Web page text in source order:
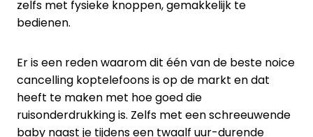
zelfs met fysieke knoppen, gemakkelijk te
bedienen.
Er is een reden waarom dit één van de beste noice
cancelling koptelefoons is op de markt en dat
heeft te maken met hoe goed die
ruisonderdrukking is. Zelfs met een schreeuwende
baby naast je tijdens een twaalf uur-durende